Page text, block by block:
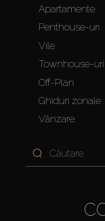
Apartamente
Penthouse-uri
Vile
Townhouse-uri
Off-Plan
Ghiduri zonale
Vânzare